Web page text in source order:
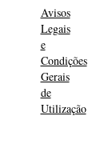
Avisos
Legais
e
Condições
Gerais
de
Utilização